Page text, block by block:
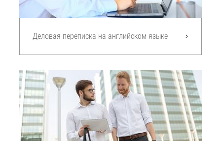
Деловая переписка на английском языке